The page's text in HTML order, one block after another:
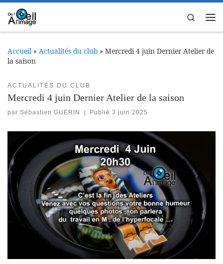
Passer au contenu
Search
Accueil » Actualités du club » Mercredi 4 juin Dernier Atelier de
la saison
ACTUALITÉS DU CLUB
Mercredi 4 juin Dernier Atelier de la saison
par Sébastien GUERIN Publié3 juin 2025